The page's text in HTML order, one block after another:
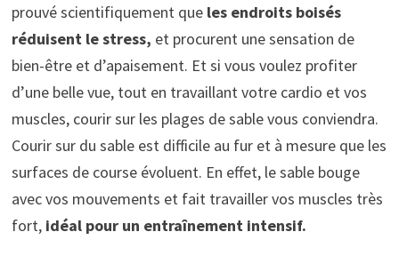
prouvé scientifiquement que les endroits boisés
réduisent le stress, et procurent une sensation de
bien-être et d’apaisement. Et si vous voulez profiter
d’une belle vue, tout en travaillant votre cardio et vos
muscles, courir sur les plages de sable vous conviendra.
Courir sur du sable est difficile au fur et à mesure que les
surfaces de course évoluent. En effet, le sable bouge
avec vos mouvements et fait travailler vos muscles très
fort, idéal pour un entraînement intensif.